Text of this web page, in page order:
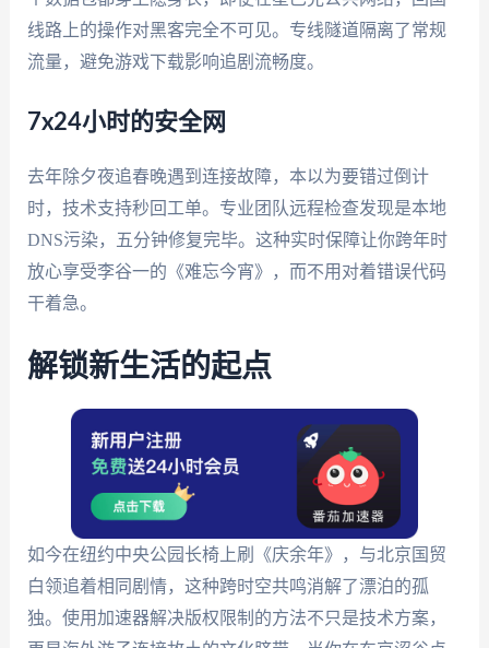
线路上的操作对黑客完全不可见。专线隧道隔离了常规
流量，避免游戏下载影响追剧流畅度。
7x24小时的安全网
去年除夕夜追春晚遇到连接故障，本以为要错过倒计
时，技术支持秒回工单。专业团队远程检查发现是本地
DNS污染，五分钟修复完毕。这种实时保障让你跨年时
放心享受李谷一的《难忘今宵》，而不用对着错误代码
干着急。
解锁新生活的起点
如今在纽约中央公园长椅上刷《庆余年》，与北京国贸
白领追着相同剧情，这种跨时空共鸣消解了漂泊的孤
独。使用加速器解决版权限制的方法不只是技术方案，